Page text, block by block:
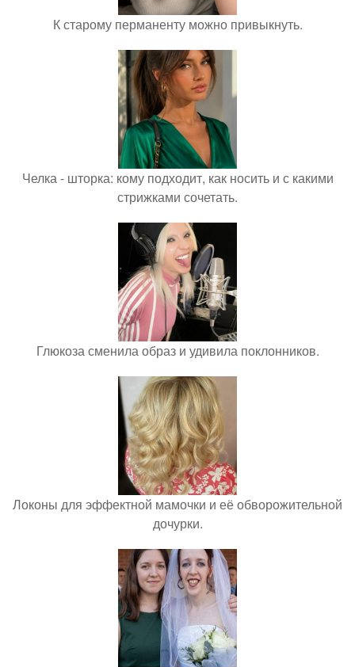
К старому перманенту можно привыкнуть.
Челка - шторка: кому подходит, как носить и с какими
стрижками сочетать.
Глюкоза сменила образ и удивила поклонников.
Локоны для эффектной мамочки и её обворожительной
дочурки.